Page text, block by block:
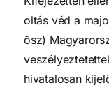
oltás véd a
ősz)
hivatalosan